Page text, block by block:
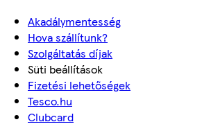
Akadálymentesség
Hova szállítunk?
Szolgáltatás díjak
Süti beállítások
Fizetési lehetőségek
Tesco.hu
Clubcard